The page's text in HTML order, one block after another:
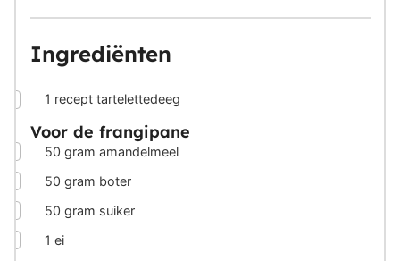
Ingrediënten
1 recept tartelettedeeg
Voor de frangipane
50 gram amandelmeel
50 gram boter
50 gram suiker
1 ei